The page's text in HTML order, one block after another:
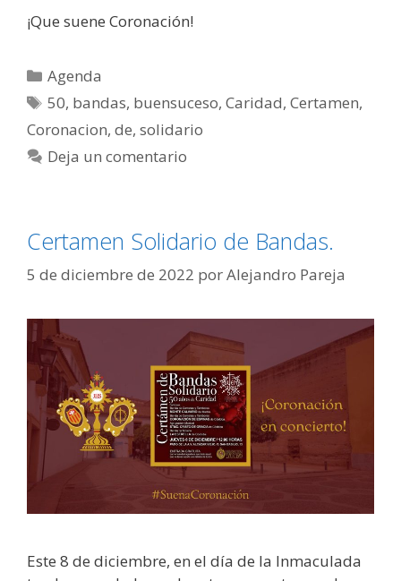
¡Que suene Coronación!
Agenda
50, bandas, buensuceso,Caridad,Certamen,
Coronacion, de, solidario
Deja un comentario
Certamen Solidario de Bandas.
5 de diciembre de 2022 porAlejandro Pareja
Este 8 de diciembre, en el día de la Inmaculada